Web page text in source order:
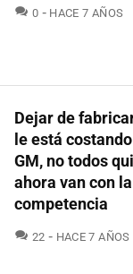
0 COMENTARIOS
HACE 7 AÑOS
Dejar de
le está
GM, no todos
ahora van con la
competencia
22 COMENTARIOS
HACE 7 AÑOS